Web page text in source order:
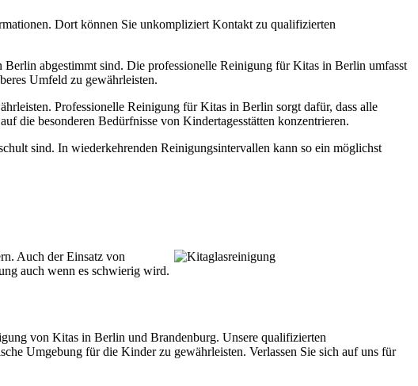
Dort können Sie unkompliziert Kontakt zu qualifizierten
abgestimmt sind. Die professionelle Reinigung für Kitas in Berlin umfasst
Umfeld zu gewährleisten.
Professionelle Reinigung für Kitas in Berlin sorgt dafür, dass alle
die besonderen Bedürfnisse von Kindertagesstätten konzentrieren.
sind. In wiederkehrenden Reinigungsintervallen kann so ein möglichst
Auch der Einsatz von
auch wenn es schwierig wird.
von Kitas in Berlin und Brandenburg. Unsere qualifizierten
Umgebung für die Kinder zu gewährleisten. Verlassen Sie sich auf uns für